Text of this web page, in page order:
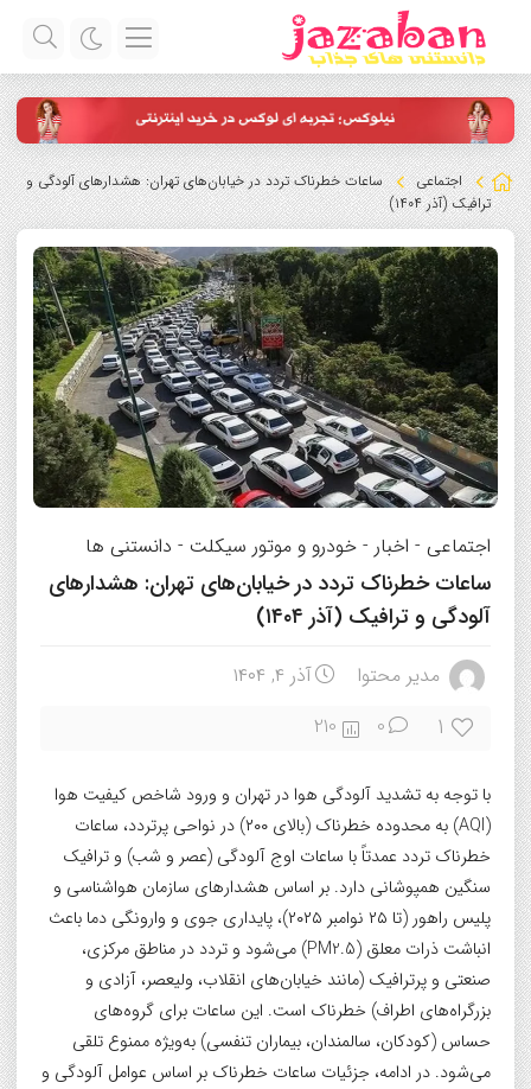
اجتماعی
ساعات خطرناک تردد در خیابان‌های تهران: هشدارهای آلودگی و
ترافیک (آذر ۱۴۰۴)
اجتماعی - اخبار - خودرو و موتور سیکلت - دانستنی ها
ساعات خطرناک تردد در خیابان‌های تهران: هشدارهای
آلودگی و ترافیک (آذر ۱۴۰۴)
مدیر محتوا آذر ۴, ۱۴۰۴
1
0
210
با توجه به تشدید آلودگی هوا در تهران و ورود شاخص کیفیت هوا
(AQI) به محدوده خطرناک (بالای ۲۰۰) در نواحی پرتردد، ساعات
خطرناک تردد عمدتاً با ساعات اوج آلودگی (عصر و شب) و ترافیک
سنگین همپوشانی دارد. بر اساس هشدارهای سازمان هواشناسی و
پلیس راهور (تا ۲۵ نوامبر ۲۰۲۵)، پایداری جوی و وارونگی دما باعث
انباشت ذرات معلق (PM2.5) می‌شود و تردد در مناطق مرکزی،
صنعتی و پرترافیک (مانند خیابان‌های انقلاب، ولیعصر، آزادی و
بزرگراه‌های اطراف) خطرناک است. این ساعات برای گروه‌های
حساس (کودکان، سالمندان، بیماران تنفسی) به‌ویژه ممنوع تلقی
می‌شود. در ادامه، جزئیات ساعات خطرناک بر اساس عوامل آلودگی و